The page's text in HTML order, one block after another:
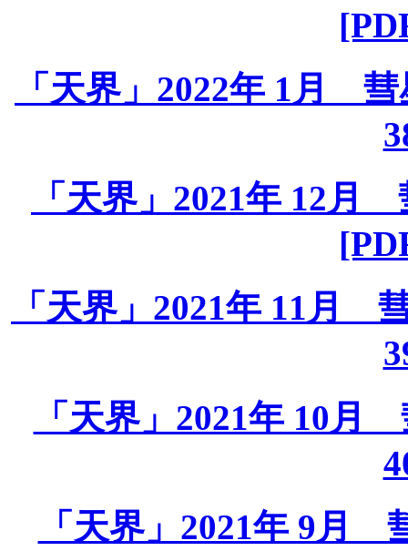
「天界」2022年 1月
「天界」2021年 12月
「天界」2021年 11月
「天界」2021年 10
「天界」2021年 9月